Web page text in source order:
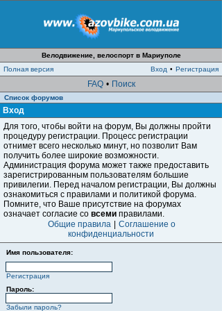
Велодвижение, велоспорт в Мариуполе
Полная версия
Вход • Регистрация
FAQ • Поиск
Список форумов
Вход
Для того, чтобы войти на форум, Вы должны пройти
процедуру регистрации. Процесс регистрации
отнимет всего несколько минут, но позволит Вам
получить более широкие возможности.
Администрация форума может также предоставить
зарегистрированным пользователям большие
привилегии. Перед началом регистрации, Вы должны
ознакомиться с правилами и политикой форума.
Помните, что Ваше присутствие на форумах
означает согласие со всеми правилами.
Общие правила
Соглашение о
конфиденциальности
Имя пользователя:
Регистрация
Пароль:
Забыли пароль?